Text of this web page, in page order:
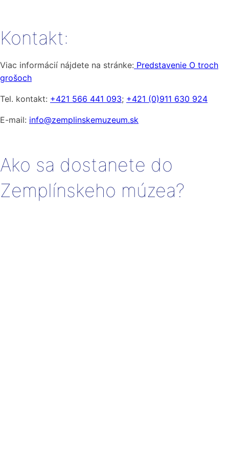
Kontakt:
Viac informácií nájdete na stránke: Predstavenie O troch
grošoch
Tel. kontakt: +421 566 441 093; +421 (0)911 630 924
E-mail: info@zemplinskemuzeum.sk
Ako sa dostanete do
Zemplínskeho múzea?